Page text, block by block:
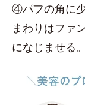
④パフの角に
まわりはファ
になじませる。